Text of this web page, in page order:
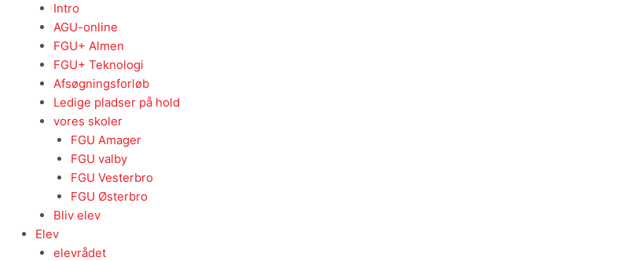
Intro
AGU-online
FGU+ Almen
FGU+ Teknologi
Afsøgningsforløb
Ledige pladser på hold
vores skoler
FGU Amager
FGU valby
FGU Vesterbro
FGU Østerbro
Bliv elev
Elev
elevrådet